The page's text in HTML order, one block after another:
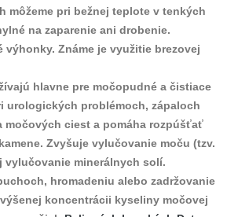
môžeme pri bežnej teplote v tenkých
na zaparenie ani drobenie.
výhonky. Známe je využitie brezovej
hlavne pre močopudné a čistiace
urologických problémoch, zápaloch
močových ciest a pomáha rozpúšťať
Zvyšuje vylučovanie moču (tzv.
vylučovanie minerálnych solí.
hromadeniu alebo zadržovanie
koncentrácii kyseliny močovej